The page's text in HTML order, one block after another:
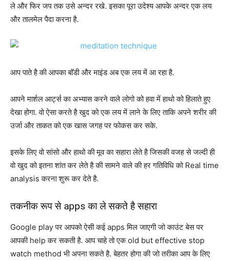
ले और फिर जप तक उसे अन्दर रखे. इसका पूरा उदेश्य आपके अन्दर एक लय
और तालमेल पैदा करना है.
आप पाते है की आपका बॉडी और माइंड अब एक लय में आ रहा है.
आपने मार्शल आर्ट्स का अभ्यास करने वाले लोगो को हवा में हाथो को हिलाते हुए
देखा होगा. वो ऐसा करते है खुद को एक लय में लाने के लिए ताकि अपने शरीर की
उर्जा और ताकत को एक खास जगह पर फोकस कर सके.
इसके लिए वो सांसो और हाथो की मूव का सहारा लेते है जिसकी वजह से जल्दी ही
वो खुद को इतना शांत कर लेते है की सामने वाले की हर गतिविधि को Real time
analysis करना शुरू कर देते है.
तकनीक रूप से apps का ले सकते है सहारा
Google play पर आपको ऐसी कई apps मिल जाएगी जो काउंट बेस पर
आपकी help कर सकती है. आप चाहे तो एक old but effective stop
watch method भी अपना सकते है. बेहतर होगा की जो तरीका आप के लिए